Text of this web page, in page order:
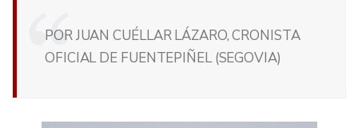
POR JUAN CUÉLLAR LÁZARO, CRONISTA
OFICIAL DE FUENTEPIÑEL (SEGOVIA)